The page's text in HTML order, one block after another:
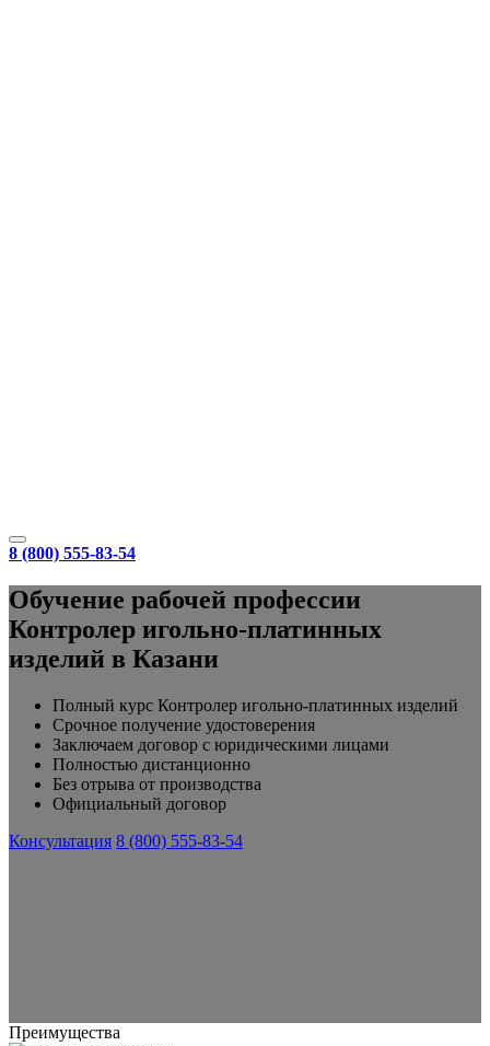
8 (800) 555-83-54
Обучение рабочей профессии
Контролер игольно-платинных
изделий в Казани
Полный курс Контролер игольно-платинных изделий
Срочное получение удостоверения
Заключаем договор с юридическими лицами
Полностью дистанционно
Без отрыва от производства
Официальный договор
Консультация 8 (800) 555-83-54
Преимущества